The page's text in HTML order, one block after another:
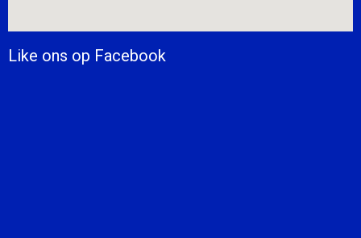
Like ons op Facebook